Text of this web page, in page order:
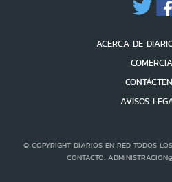
ACERCA DE
AVISOS
© COPYRIGHT DIARIOS EN RED TODOS
CONTACTO: